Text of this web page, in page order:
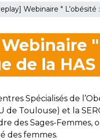
Webinaire "
de la HAS
Spécialisés de
de Toulouse) et la
des Sages-Femmes,
des femmes.